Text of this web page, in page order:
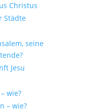
Christus
Städte
seine
Jesu
wie?
– wie?